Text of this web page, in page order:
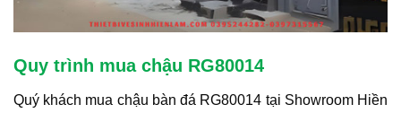
Quy trình mua chậu RG80014
Quý khách mua chậu bàn đá RG80014 tại Showroom Hiền